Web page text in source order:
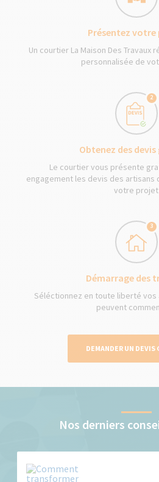
Présentez
Un courtier La Maison Des Travaux
personnalisée de
2
Obtenez des
Le courtier vous présente
engagement les devis des artisans
votre projet
3
Démarrage des
Séléctionnez en toute liberté vos
peuvent
DEMANDER UN DEVIS
Nos derniers